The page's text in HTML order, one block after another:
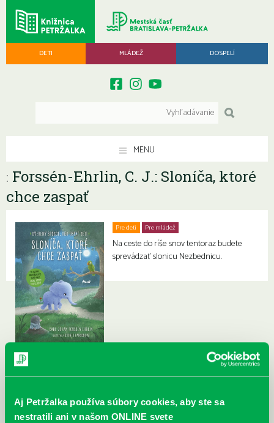
Aj Petržalka používa súbory cookies, aby ste sa
nestratili ani v našom ONLINE svete
DETI MLÁDEŽ DOSPELÍ
MENU
: Forssén-Ehrlin, C. J.: Sloníča, ktoré
chce zaspať
Pre deti Pre mládež
Na ceste do ríše snov tentoraz budete
sprevádzať slonicu Nezbednicu.